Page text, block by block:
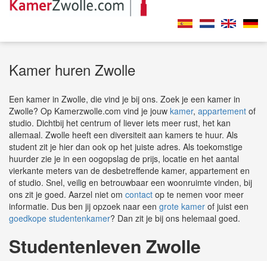
Kamer huren Zwolle
Een kamer in Zwolle, die vind je bij ons. Zoek je een kamer in
Zwolle? Op Kamerzwolle.com vind je jouw kamer, appartement of
studio. Dichtbij het centrum of liever iets meer rust, het kan
allemaal. Zwolle heeft een diversiteit aan kamers te huur. Als
student zit je hier dan ook op het juiste adres. Als toekomstige
huurder zie je in een oogopslag de prijs, locatie en het aantal
vierkante meters van de desbetreffende kamer, appartement en
of studio. Snel, veilig en betrouwbaar een woonruimte vinden, bij
ons zit je goed. Aarzel niet om contact op te nemen voor meer
informatie. Dus ben jij opzoek naar een grote kamer of juist een
goedkope studentenkamer? Dan zit je bij ons helemaal goed.
Studentenleven Zwolle